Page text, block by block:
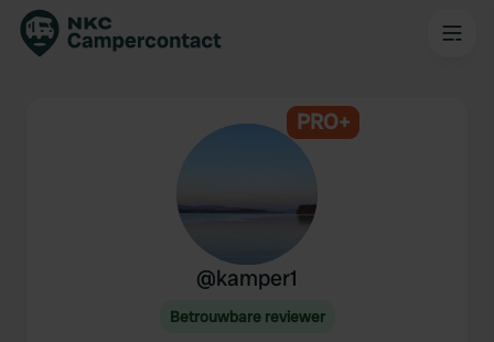
PRO+
@kamper1
Betrouwbare reviewer